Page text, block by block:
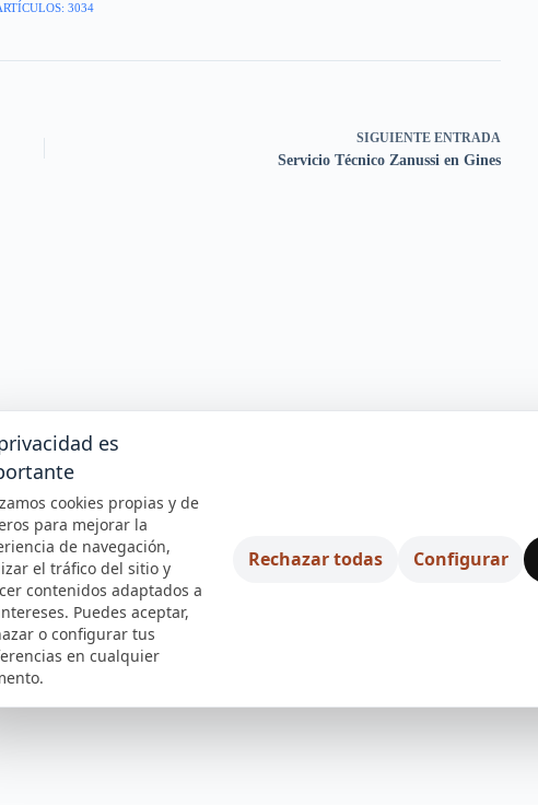
3034
SIGUIENTE ENTRADA
Servicio Técnico Zanussi en Gines
es
cookies propias y de
para mejorar la
de navegación,
el tráfico del sitio y
contenidos adaptados a
Puedes aceptar,
o configurar tus
en cualquier
Rechazar todas Configurar